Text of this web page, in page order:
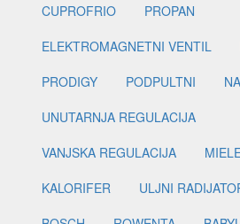
CUPROFRIO
PROPAN
ELEKTROMAGNETNI VENTIL
PRODIGY
PODPULTNI
UNUTARNJA REGULACIJA
VANJSKA REGULACIJA
KALORIFER
ULJNI